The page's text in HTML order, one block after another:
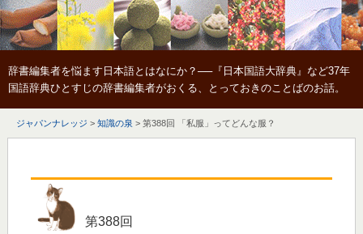
辞書編集者を悩ます日本語とはなにか？──『日本国語大辞典』など37年
国語辞典ひとすじの辞書編集者がおくる、とっておきのことばのお話。
ジャパンナレッジ > 知識の泉 > 第388回 「私服」ってどんな服？
第388回